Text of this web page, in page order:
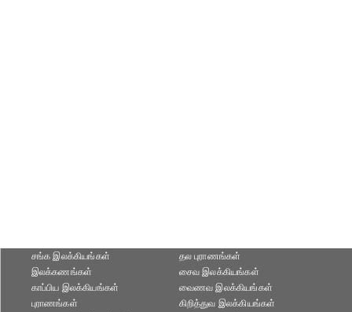
சங்க இலக்கியங்கள்
இலக்கணங்கள்
காப்பிய இலக்கியங்கள்
புராணங்கள்
தல புராணங்கள்
சைவ இலக்கியங்கள்
வைணவ இலக்கியங்கள்
கிறித்துவ இலக்கியங்கள்